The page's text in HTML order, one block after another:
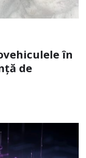
în
de